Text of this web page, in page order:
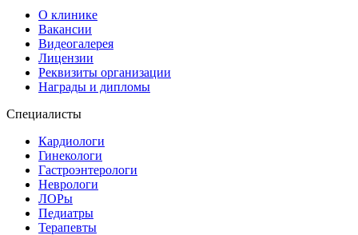
О клинике
Вакансии
Видеогалерея
Лицензии
Реквизиты организации
Награды и дипломы
Специалисты
Кардиологи
Гинекологи
Гастроэнтерологи
Неврологи
ЛОРы
Педиатры
Терапевты